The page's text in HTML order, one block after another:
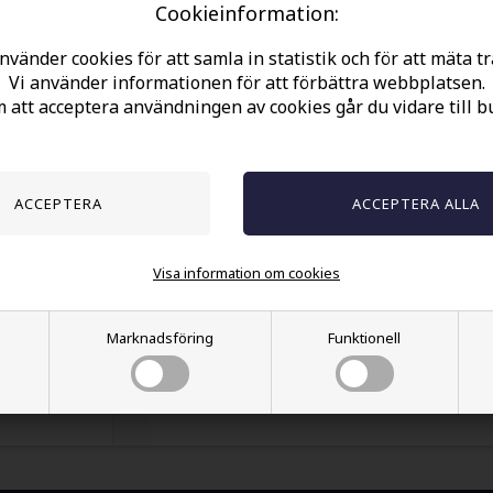
Cookieinformation:
cookies för att samla in statistik och för att mäta
Vi använder informationen för att förbättra webbplatsen.
att acceptera användningen av cookies går du vidare till
Marknadsföring Funktionell
Visa information om cookies
Spara